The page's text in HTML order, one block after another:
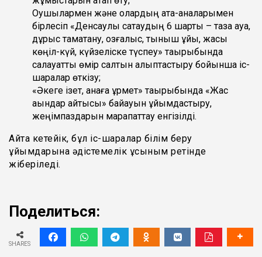
Оқушылармен және олардың ата-аналарымен
бірлесіп «Денсаулық сақтаудың 6 шарты – таза ауа,
дұрыс тамақтану, қозғалыс, тыныш ұйқы, жақсы
көңіл-күй, күйзеліске түспеу» тақырыбында
салауатты өмір салтын қалыптастыру бойынша іс-
шаралар өткізу;
«Әкеге ізет, анаға құрмет» тақырыбында «Жас
ақындар айтысы» байқауын ұйымдастыру,
жеңімпаздарын марапаттау енгізілді.
Айта кетейік, бұл іс-шаралар білім беру
ұйымдарына әдістемелік ұсыным ретінде
жіберіледі.
Поделиться:
SHARES